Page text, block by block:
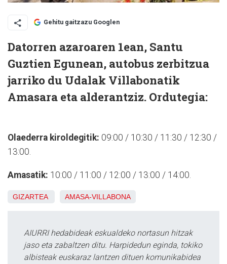
Gehitu gaitzazu Googlen
Datorren azaroaren 1ean, Santu
Guztien Egunean, autobus zerbitzua
jarriko du Udalak Villabonatik
Amasara eta alderantziz. Ordutegia:
Olaederra kiroldegitik: 09:00 / 10:30 / 11:30 / 12:30 /
13:00.
Amasatik: 10:00 / 11:00 / 12:00 / 13:00 / 14:00.
GIZARTEA AMASA-VILLABONA
AIURRI hedabideak eskualdeko nortasun hitzak
jaso eta zabaltzen ditu. Harpidedun eginda, tokiko
albisteak euskaraz lantzen dituen komunikabidea